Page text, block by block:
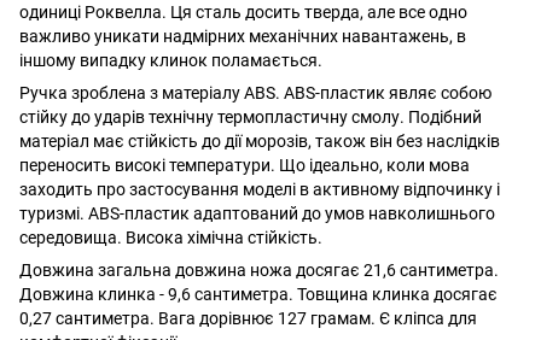
одиниці Роквелла. Ця сталь досить тверда, але все одно
важливо уникати надмірних механічних навантажень, в
іншому випадку клинок поламається.
Ручка зроблена з матеріалу ABS. ABS-пластик являє собою
стійку до ударів технічну термопластичну смолу. Подібний
матеріал має стійкість до дії морозів, також він без наслідків
переносить високі температури. Що ідеально, коли мова
заходить про застосування моделі в активному відпочинку і
туризмі. ABS-пластик адаптований до умов навколишнього
середовища. Висока хімічна стійкість.
Довжина загальна довжина ножа досягає 21,6 сантиметра.
Довжина клинка - 9,6 сантиметра. Товщина клинка досягає
0,27 сантиметра. Вага дорівнює 127 грамам. Є кліпса для